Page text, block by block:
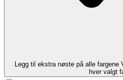
Legg til ekstra nøste på alle fargene
hver valgt